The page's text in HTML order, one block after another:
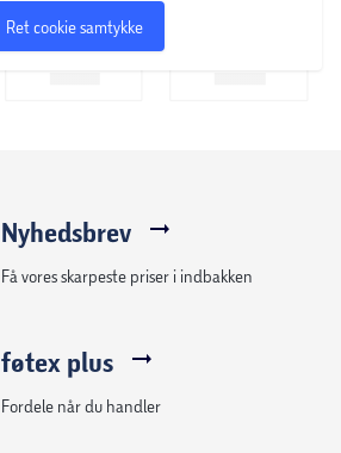
Ret cookie samtykke
Nyhedsbrev
Få vores skarpeste priser i indbakken
føtex plus
Fordele når du handler